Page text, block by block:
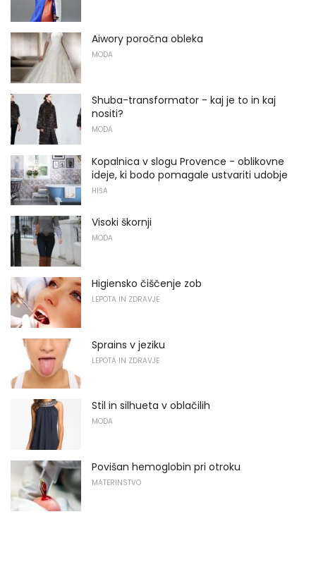
Aiwory poročna obleka
MODA
Shuba-transformator - kaj je to in kaj
nositi?
MODA
Kopalnica v slogu Provence - oblikovne
ideje, ki bodo pomagale ustvariti udobje
HIŠA
Visoki škornji
MODA
Higiensko čiščenje zob
LEPOTA IN ZDRAVJE
Sprains v jeziku
LEPOTA IN ZDRAVJE
Stil in silhueta v oblačilih
MODA
Povišan hemoglobin pri otroku
MATERINSTVO